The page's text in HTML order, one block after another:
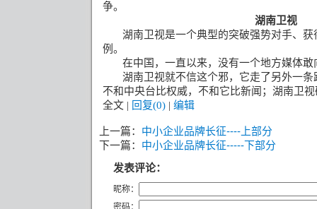
争。
湖南卫视
湖南卫视是一个典型的突破强势对手、
例。
在中国，一直以来，没有一个地方媒体
湖南卫视就不信这个邪，它走了另外一
不和中央台比权威，不和它比新闻；湖南卫
全文 | 回复(0) | 编辑
上一篇： 中小企业品牌长征----上部分
下一篇： 中小企业品牌长征-----下部分
发表评论：
昵称：
密码：